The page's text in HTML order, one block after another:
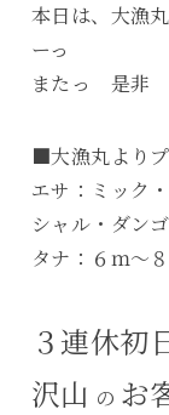
本日は、大漁
ーっ
またっ 是非
■大漁丸より
エサ：ミック
シャル・ダンゴ
タナ：６ｍ～
３連休初
沢山 の お